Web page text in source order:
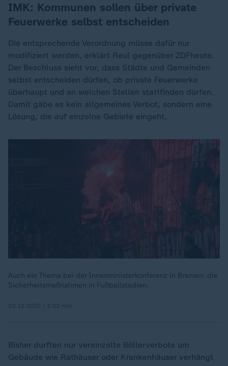
IMK: Kommunen sollen über private
Feuerwerke selbst entscheiden
Die entsprechende Verordnung müsse dafür nur
modifiziert werden, erklärt Reul gegenüber ZDFheute.
Der Beschluss sieht vor, dass Städte und Gemeinden
selbst entscheiden dürfen, ob private Feuerwerke
überhaupt und an welchen Stellen stattfinden dürfen.
Damit gäbe es kein allgemeines Verbot, sondern eine
Lösung, die auf einzelne Gebiete eingeht.
Auch ein Thema bei der Innenministerkonferenz in Bremen: die
Sicherheitsmaßnahmen in Fußballstadien.
Bisher durften nur vereinzelte Böllerverbote um
Gebäude wie Rathäuser oder Krankenhäuser verhängt